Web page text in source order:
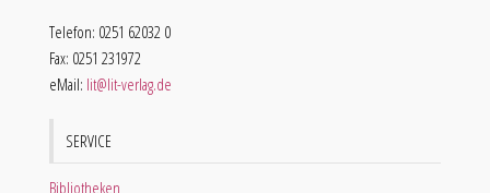
Telefon: 0251 62032 0
Fax: 0251 231972
eMail: lit@lit-verlag.de
SERVICE
Bibliotheken